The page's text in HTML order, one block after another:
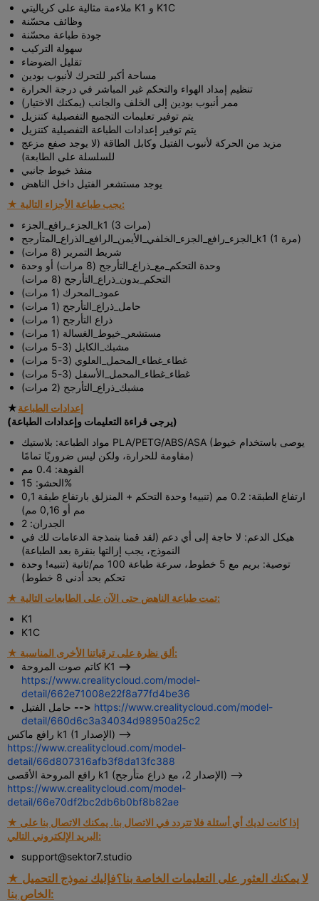
ملاءمة مثالية على كرياليتي K1 و K1C
وظائف محسّنة
جودة طباعة محسّنة
سهولة التركيب
تقليل الضوضاء
مساحة أكبر للتحرك لأنبوب بودين
تنظيم إمداد الهواء والتحكم غير المباشر في درجة الحرارة
ممر أنبوب بودين إلى الخلف والجانب (يمكنك الاختيار)
يتم توفير تعليمات التجميع التفصيلية كتنزيل
يتم توفير إعدادات الطباعة التفصيلية كتنزيل
مزيد من الحركة لأنبوب الفتيل وكابل الطاقة (لا يوجد صفع مزعج
للسلسلة على الطابعة)
منفذ خيوط جانبي
يوجد مستشعر الفتيل داخل الناهض
★ يجب طباعة الأجزاء التالية:
الجزء_رافع_الجزء_k1 (3 مرات)
الجزء_رافع_الجزء_الخلفي_الأيمن_الرافع_الذراع_المتأرجح_k1 (1 مرة)
شريط التمرير (8 مرات)
وحدة التحكم_مع_ذراع_التأرجح (8 مرات) أو وحدة
التحكم_بدون_ذراع_التأرجح (8 مرات)
عمود_المحرك (1 مرات)
حامل_ذراع_التأرجح (1 مرات)
ذراع التأرجح (1 مرات)
مستشعر_خيوط_الغسالة (1 مرات)
مشبك_الكابل (3-5 مرات)
غطاء_غطاء_المحمل_العلوي (3-5 مرات)
غطاء_غطاء_المحمل_الأسفل (3-5 مرات)
مشبك_ذراع_التأرجح (2 مرات)
★إعدادات الطباعة
(يرجى قراءة التعليمات وإعدادات الطباعة)
مواد الطباعة: بلاستيك PLA/PETG/ABS/ASA (يوصى باستخدام خيوط
مقاومة للحرارة، ولكن ليس ضروريًا تمامًا)
الفوهة: 0.4 مم
الحشو: 15%
ارتفاع الطبقة: 0.2 مم (تنبيه! وحدة التحكم + المنزلق بارتفاع طبقة 0,1
مم أو 0,16 مم)
الجدران: 2
هيكل الدعم: لا حاجة إلى أي دعم (لقد قمنا بنمذجة الدعامات لك في
النموذج، يجب إزالتها بنقرة بعد الطباعة)
توصية: بريم مع 5 خطوط، سرعة طباعة 100 مم/ثانية (تنبيه! وحدة
تحكم بحد أدنى 8 خطوط)
★ تمت طباعة الناهض حتى الآن على الطابعات التالية:
K1
K1C
★ ألق نظرة على ترقياتنا الأخرى المناسبة:
كاتم صوت المروحة K1 -->
https://www.crealitycloud.com/model-
detail/662e71008e22f8a77fd4be36
--> https://www.crealitycloud.com/model-
detail/660d6c3a34034d98950a25c2
رافع ماكس k1 (الإصدار 1) -->
https://www.crealitycloud.com/model-
detail/66d807316afb3f8da13fc388
رافع المروحة الأقصى k1 (الإصدار 2، مع ذراع متأرجح) -->
https://www.crealitycloud.com/model-
detail/66e70df2bc2db6b0bf8b82ae
★ إذا كانت لديك أي أسئلة فلا تتردد في الاتصال بنا. يمكنك الاتصال بنا على
البريد الإلكتروني التالي:
support@sektor7.studio
★ لا يمكنك العثور على التعليمات الخاصة بنا؟فإليك نموذج التحميل
الخاص بنا: